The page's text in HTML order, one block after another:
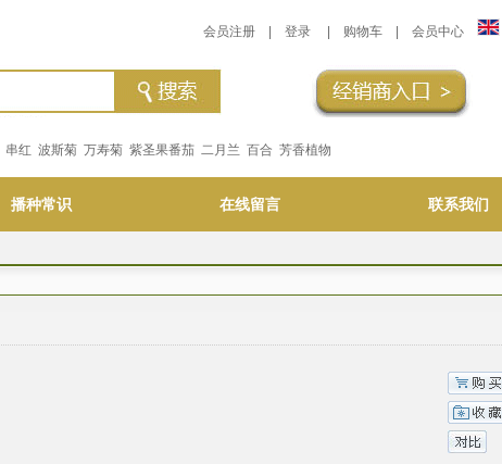
会员注册 登录 购物车 会员中心
串红 波斯菊 万寿菊 紫圣果番茄 二月兰 百合 芳香植物
播种常识 在线留言 联系我们